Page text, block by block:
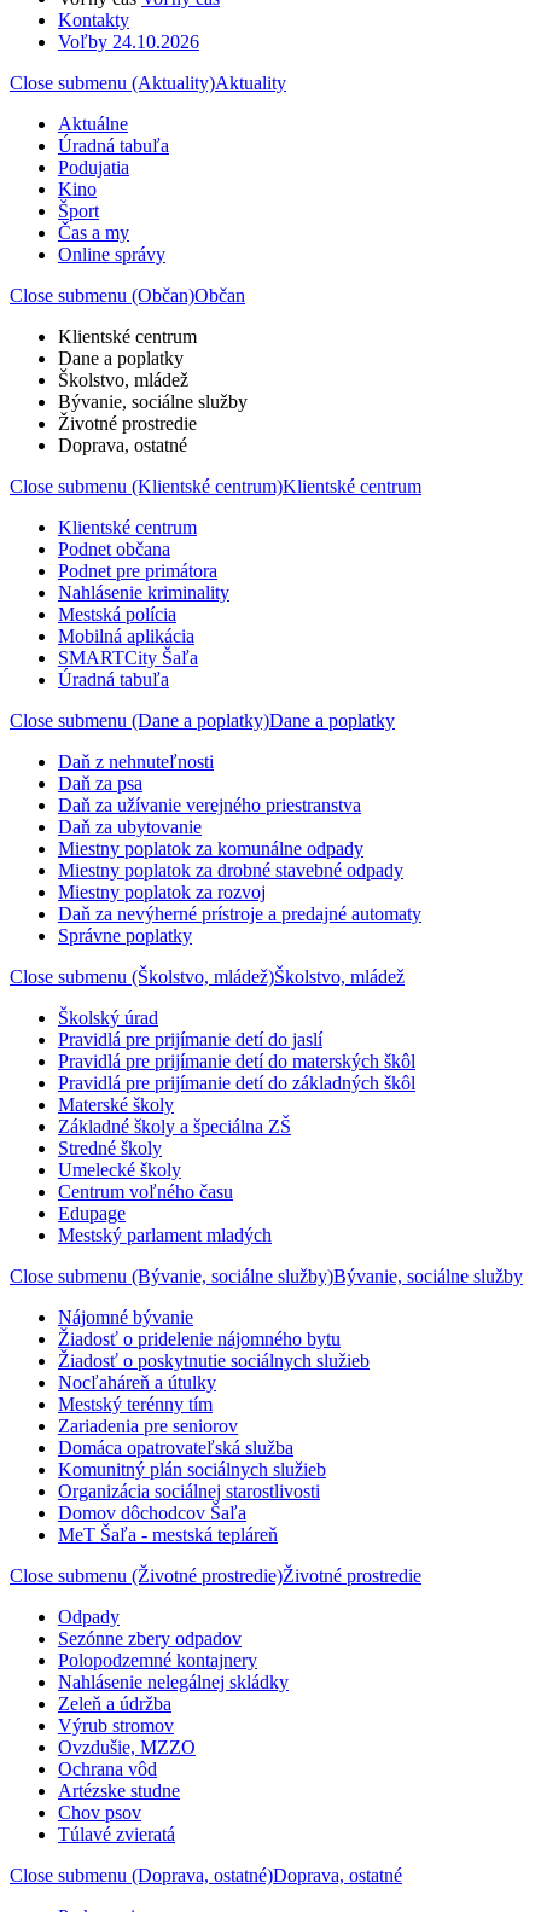
Kontakty
Voľby 24.10.2026
Close submenu (Aktuality)Aktuality
Aktuálne
Úradná tabuľa
Podujatia
Kino
Šport
Čas a my
Online správy
Close submenu (Občan)Občan
Klientské centrum
Dane a poplatky
Školstvo, mládež
Bývanie, sociálne služby
Životné prostredie
Doprava, ostatné
Close submenu (Klientské centrum)Klientské centrum
Klientské centrum
Podnet občana
Podnet pre primátora
Nahlásenie kriminality
Mestská polícia
Mobilná aplikácia
SMARTCity Šaľa
Úradná tabuľa
Close submenu (Dane a poplatky)Dane a poplatky
Daň z nehnuteľnosti
Daň za psa
Daň za užívanie verejného priestranstva
Daň za ubytovanie
Miestny poplatok za komunálne odpady
Miestny poplatok za drobné stavebné odpady
Miestny poplatok za rozvoj
Daň za nevýherné prístroje a predajné automaty
Správne poplatky
Close submenu (Školstvo, mládež)Školstvo, mládež
Školský úrad
Pravidlá pre prijímanie detí do jaslí
Pravidlá pre prijímanie detí do materských škôl
Pravidlá pre prijímanie detí do základných škôl
Materské školy
Základné školy a špeciálna ZŠ
Stredné školy
Umelecké školy
Centrum voľného času
Edupage
Mestský parlament mladých
Close submenu (Bývanie, sociálne služby)Bývanie, sociálne služby
Nájomné bývanie
Žiadosť o pridelenie nájomného bytu
Žiadosť o poskytnutie sociálnych služieb
Nocľaháreň a útulky
Mestský terénny tím
Zariadenia pre seniorov
Domáca opatrovateľská služba
Komunitný plán sociálnych služieb
Organizácia sociálnej starostlivosti
Domov dôchodcov Šaľa
MeT Šaľa - mestská tepláreň
Close submenu (Životné prostredie)Životné prostredie
Odpady
Sezónne zbery odpadov
Polopodzemné kontajnery
Nahlásenie nelegálnej skládky
Zeleň a údržba
Výrub stromov
Ovzdušie, MZZO
Ochrana vôd
Artézske studne
Chov psov
Túlavé zvieratá
Close submenu (Doprava, ostatné)Doprava, ostatné